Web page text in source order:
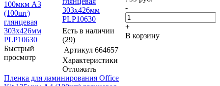
Быстрый
просмотр
303x426мм
PLP10630
Есть в наличии
(29)
Артикул 664657
Характеристики
Отложить
-
+
В корзину
Пленка для ламинирования Office